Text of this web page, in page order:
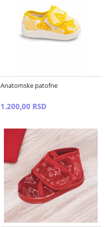
Anatomske patofne
1.200,00 RSD